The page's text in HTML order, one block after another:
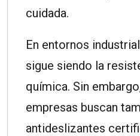
cuidada.
En entornos
sigue siendo la
química. Sin
empresas buscan
antideslizantes